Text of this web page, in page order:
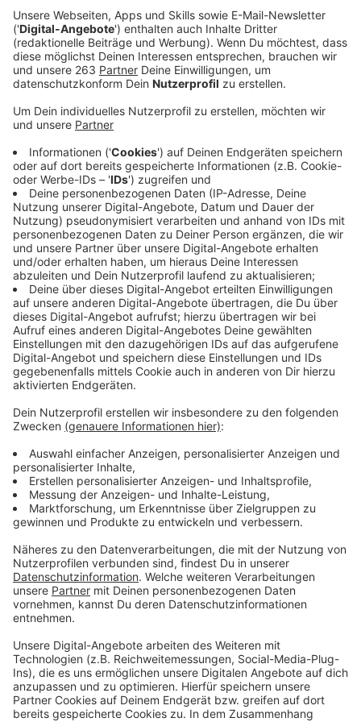
Anzeige
Konzerte könnten demnächst aussehen, als ob sie auf
hat einen Anzug entworfen, der uns vor dem
Coronavirus schützen soll. Der sogenannte
"Micrashell"-Schutzanzug soll lautWebsideeinen
Helm mit eingebautem Filtersystem und eine Reihe
von LED-Beleuchtungen haben. Außerdem soll es
möglich sein, Druckbehälter in den Anzug zu bauen,
damit man während den Anzug trägt sogar etwas
trinken kann. Was auf den ersten Blick nach einer
coolen Idee aussieht, könnte aber spätestens an den
Kosten scheitern. Wer kauft sich schon neben dem
teuren Konzertticket noch einen Anzug, der
mindestens das gleiche kostet?
Anzeige
Zustimmung, um den YouTube
Video-Service zu laden!
Wir verwenden einen Service eines
Drittanbieters, um Videoinhalte
einzubetten. Dieser Service kann
Daten zu Ihren Aktivitäten
sammeln. Bitte lesen Sie die
Details durch und stimmen Sie der
Nutzung des Service zu, um dieses
Video anzusehen.
Mehr Informationen
Akzeptieren
Werbevideo zum "Micrashell"-Schutzanzug